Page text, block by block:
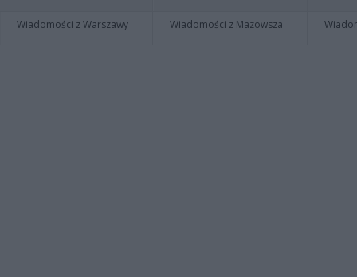
Wiadomości z Warszawy Wiadomości z Mazowsza